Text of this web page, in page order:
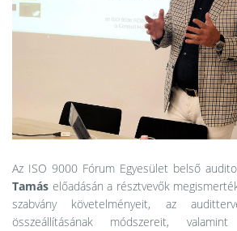
Az ISO 9000 Fórum Egyesület belső
Tamás előadásán a résztvevők
szabvány követelményeit, az
összeállításának módszereit,